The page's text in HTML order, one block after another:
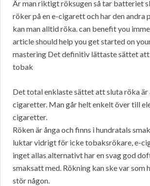
Är man riktigt röksugen så tar batteriet
röker på en e-cigarett och har den andra
kan man alltid röka. can benefit you
article should help you get started on
mastering Det definitiv lättaste sättet
tobak
Det total enklaste sättet att sluta röka
cigaretter. Man går helt enkelt över till
cigaretter.
Röken är ånga och finns i hundratals
luktar vidrigt för icke tobaksrökare, e-
inget allas alternativt har en svag god
smaksatt med. Rökning kan ske var som
stör någon.